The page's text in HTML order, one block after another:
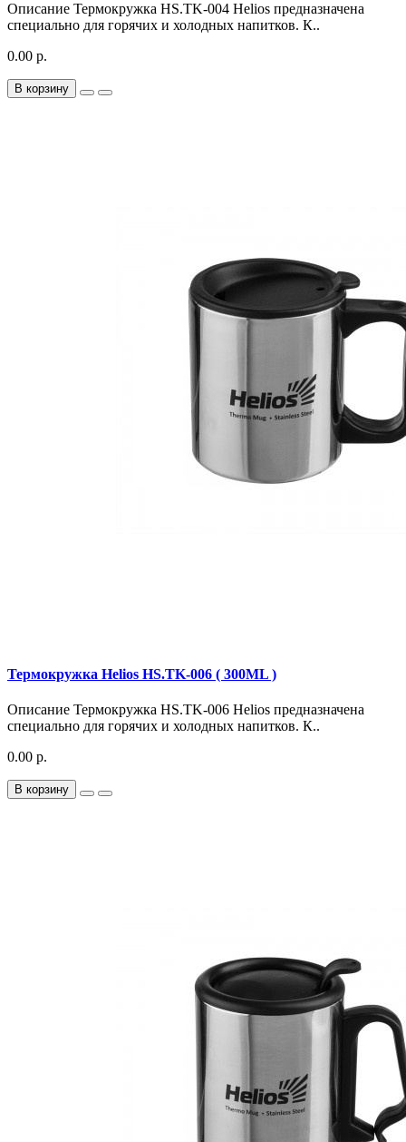
Описание Термокружка HS.TK-004 Helios предназначена
специально для горячих и холодных напитков. К..
0.00 р.
В корзину
Термокружка Helios HS.TK-006 ( 300ML )
Описание Термокружка HS.TK-006 Helios предназначена
специально для горячих и холодных напитков. К..
0.00 р.
В корзину